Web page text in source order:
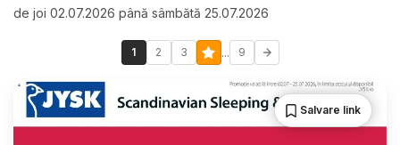
de joi 02.07.2026 până sâmbătă 25.07.2026
1 2 3 ... 9
Salvare link